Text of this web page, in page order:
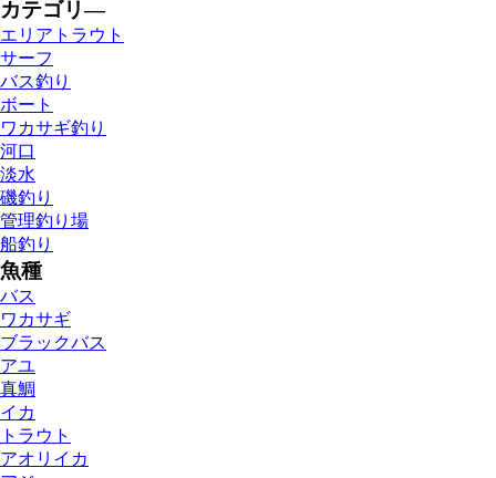
カテゴリ―
エリアトラウト
サーフ
バス釣り
ボート
ワカサギ釣り
河口
淡水
磯釣り
管理釣り場
船釣り
魚種
バス
ワカサギ
ブラックバス
アユ
真鯛
イカ
トラウト
アオリイカ